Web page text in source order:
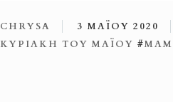
CHRYSA 3 ΜΑΪ́ΟΥ 2020
ΚΥΡΙΑΚΉ ΤΟΥ ΜΑΪΟΥ #